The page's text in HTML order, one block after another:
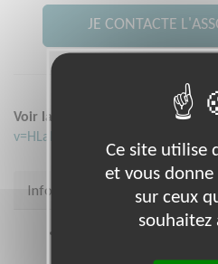
JE CONTACTE
Voir la vidéo :
https://
v=HLaD84h_498
Infos pratiques
Ce site utilise
et vous
sur ceux
souhaitez